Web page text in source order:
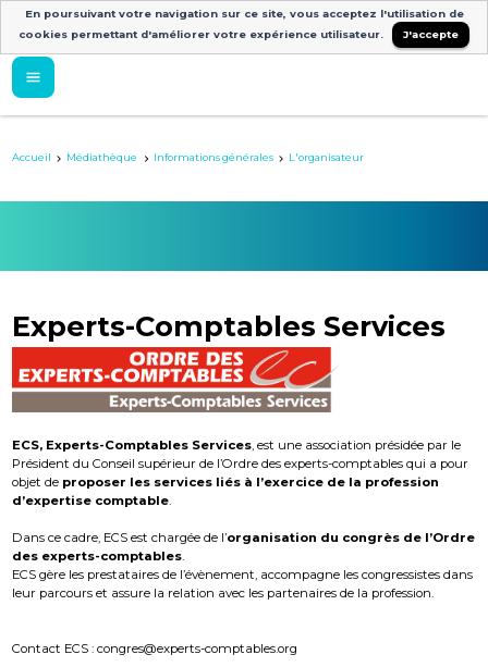
Accueil Médiathèque Informations générales L'organisateur
Experts-Comptables Services
ECS, Experts-Comptables Services , est une association présidée par le
Président du Conseil supérieur de l’Ordre des experts-comptables qui a pour
objet de proposer les services liés à l’exercice de la profession
d’expertise comptable
Dans ce cadre, ECS est chargée de l’organisation du congrès de l’Ordre
des experts-comptables
ECS gère les prestataires de l’évènement, accompagne les congressistes dans
leur parcours et assure la relation avec les partenaires de la profession.
Contact ECS : congres@experts-comptables.org
En poursuivant votre navigation sur ce site, vous acceptez l'utilisation de
cookies permettant d'améliorer votre expérience utilisateur.
J'accepte